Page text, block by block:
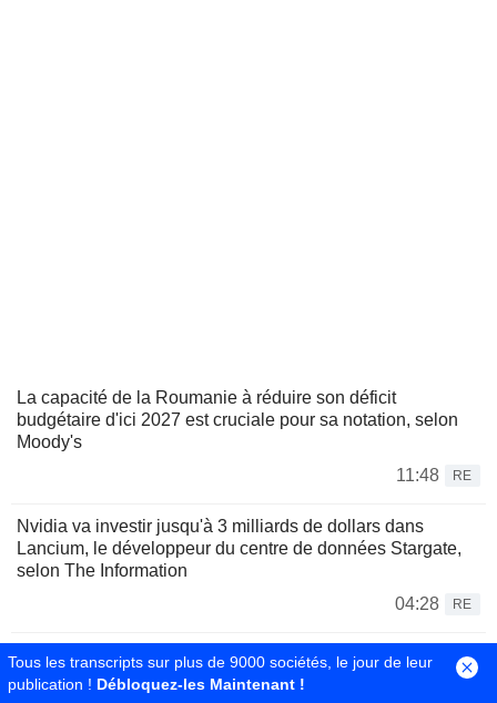
La capacité de la Roumanie à réduire son déficit
budgétaire d'ici 2027 est cruciale pour sa notation, selon
Moody's
11:48
RE
Nvidia va investir jusqu'à 3 milliards de dollars dans
Lancium, le développeur du centre de données Stargate,
selon The Information
04:28
RE
Nvidia s'apprête à investir jusqu'à 3 milliards de dollars
dans Lancium, selon The Information
Tous les transcripts sur plus de 9000 sociétés, le jour de leur
publication ! Débloquez-les Maintenant !